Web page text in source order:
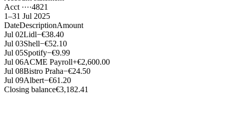
Acct ····4821
1–31 Jul 2025
DateDescriptionAmount
Jul 02Lidl−€38.40
Jul 03Shell−€52.10
Jul 05Spotify−€9.99
Jul 06ACME Payroll+€2,600.00
Jul 08Bistro Praha−€24.50
Jul 09Albert−€61.20
Closing balance€3,182.41